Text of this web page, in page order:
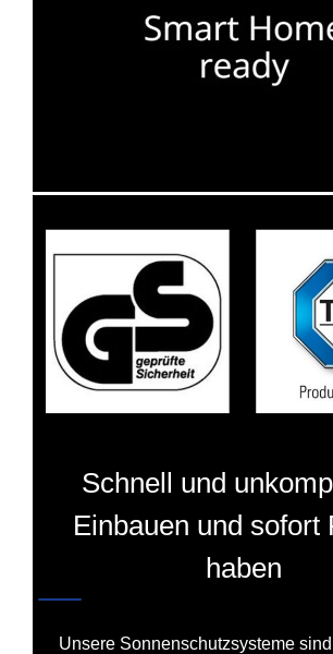
Schnell und
Einbauen und sofort
haben
Unsere Sonnenschutzsysteme